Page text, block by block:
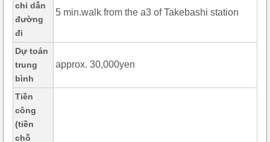
chỉ dẫn
đường
đi
5 min.walk from the a3 of Takebashi station
Dự toán
trung
bình
approx. 30,000yen
Tiền
công
(tiền
chỗ